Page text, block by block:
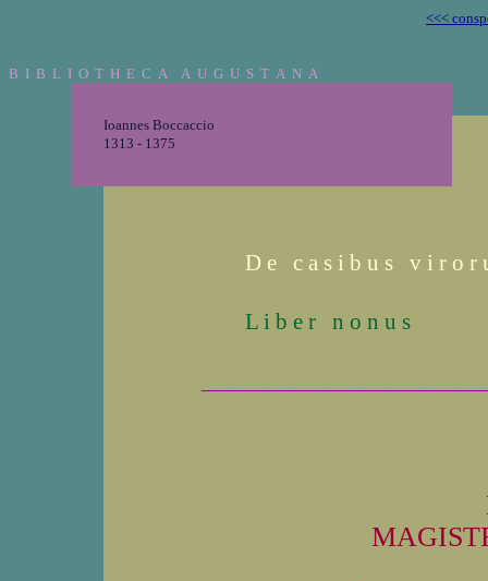
<<<
B I B L I O T H E C A A U G U S T A N A
Ioannes Boccaccio
1313 - 1375
D e c a s i b u s v i r o r
L i b e r n o n u s